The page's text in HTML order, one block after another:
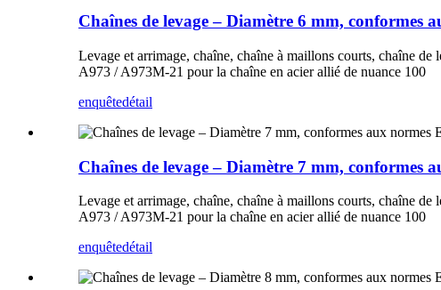
Chaînes de levage – Diamètre 6 mm, conformes
Levage et arrimage, chaîne, chaîne à maillons courts, chaîne
A973 / A973M-21 pour la chaîne en acier allié de nuance 100
enquêtedétail
Chaînes de levage – Diamètre 7 mm, conformes
Levage et arrimage, chaîne, chaîne à maillons courts, chaîne
A973 / A973M-21 pour la chaîne en acier allié de nuance 100
enquêtedétail